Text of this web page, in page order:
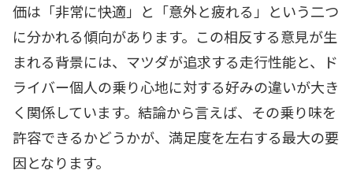
価は「非常に快適」と「意外と疲れる」という二つ
に分かれる傾向があります。この相反する意見が生
まれる背景には、マツダが追求する走行性能と、ド
ライバー個人の乗り心地に対する好みの違いが大き
く関係しています。結論から言えば、その乗り味を
許容できるかどうかが、満足度を左右する最大の要
因となります。